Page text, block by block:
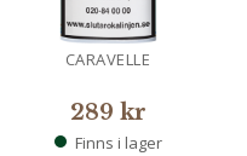
CARAVELLE
289 kr
Finns i lager